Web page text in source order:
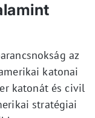
az
katonai
katonát és civil
stratégiai